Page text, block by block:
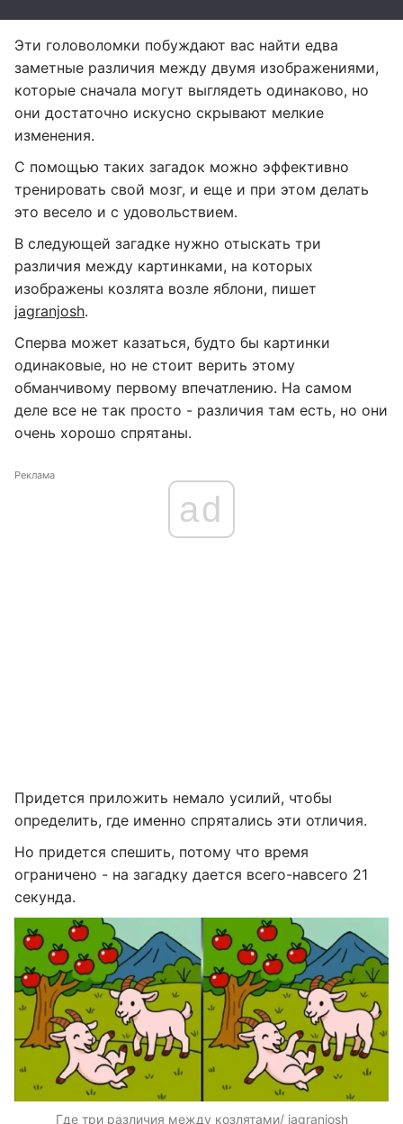
Эти головоломки побуждают вас найти едва
заметные различия между двумя изображениями,
которые сначала могут выглядеть одинаково, но
они достаточно искусно скрывают мелкие
изменения.
С помощью таких загадок можно эффективно
тренировать свой мозг, и еще и при этом делать
это весело и с удовольствием.
В следующей загадке нужно отыскать три
различия между картинками, на которых
изображены козлята возле яблони, пишет
jagranjosh.
Сперва может казаться, будто бы картинки
одинаковые, но не стоит верить этому
обманчивому первому впечатлению. На самом
деле все не так просто - различия там есть, но они
очень хорошо спрятаны.
Реклама
ad
Придется приложить немало усилий, чтобы
определить, где именно спрятались эти отличия.
Но придется спешить, потому что время
ограничено - на загадку дается всего-навсего 21
секунда.
Где три различия между козлятами/ jagranjosh